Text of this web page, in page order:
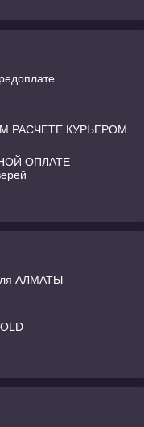
РАСЧЕТЕ КУРЬЕРОМ
ОПЛАТЕ
АЛМАТЫ